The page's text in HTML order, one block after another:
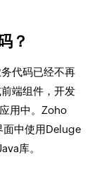
？
代码已经不再
端组件，开发
用中。Zoho
面中使用Deluge
库。